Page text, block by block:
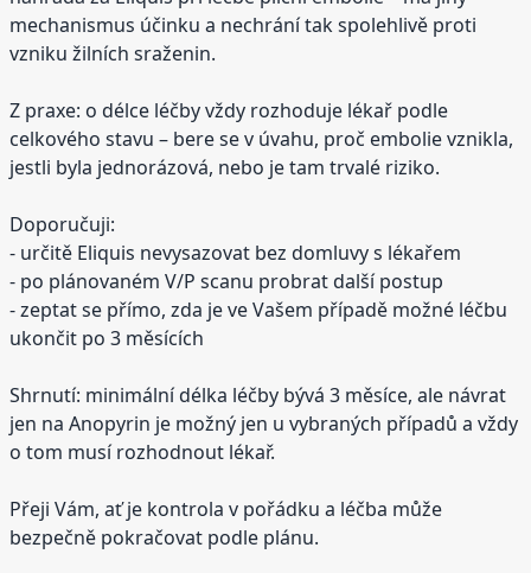
mechanismus účinku a nechrání tak spolehlivě proti
vzniku žilních sraženin.
Z praxe: o délce léčby vždy rozhoduje lékař podle
celkového stavu – bere se v úvahu, proč embolie vznikla,
jestli byla jednorázová, nebo je tam trvalé riziko.
Doporučuji:
- určitě Eliquis nevysazovat bez domluvy s lékařem
- po plánovaném V/P scanu probrat další postup
- zeptat se přímo, zda je ve Vašem případě možné léčbu
ukončit po 3 měsících
Shrnutí: minimální délka léčby bývá 3 měsíce, ale návrat
jen na Anopyrin je možný jen u vybraných případů a vždy
o tom musí rozhodnout lékař.
Přeji Vám, ať je kontrola v pořádku a léčba může
bezpečně pokračovat podle plánu.